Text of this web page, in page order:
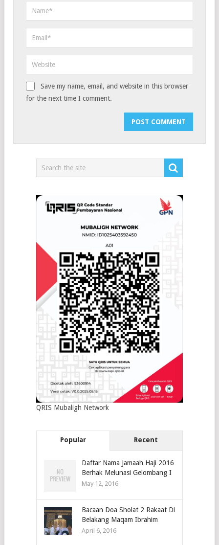
Save my name, email, and website in this browser
for the next time I comment.
QRIS Mubaligh Network
Popular Recent
Daftar Nama Jamaah Haji 2016
Berhak Melunasi Gelombang I
May 12, 2016
Bacaan Doa Sholat 2 Rakaat Di
Belakang Maqam Ibrahim
April 6, 2016